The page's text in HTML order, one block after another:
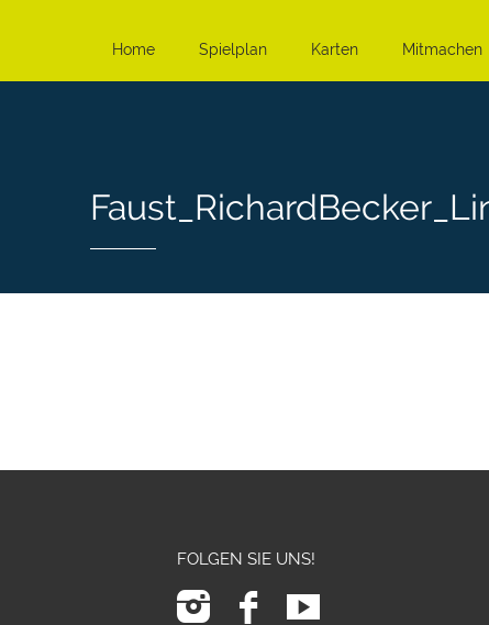
Home Spielplan Karten Mitmachen
FOLGEN SIE UNS!